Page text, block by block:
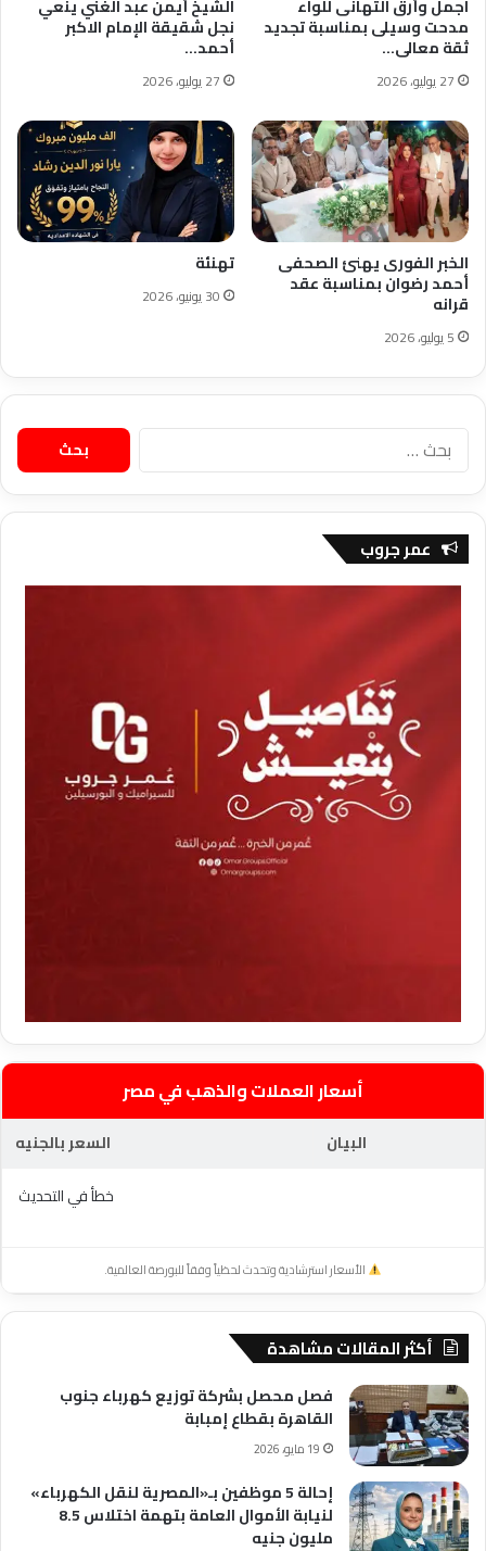
اجمل وأرق التهانى للواء
مدحت وسيلى بمناسبة تجديد
ثقة معالى…
27 يوليو، 2026
الشيخ أيمن عبد الغني ينعي
نجل شقيقة الإمام الاكبر
أحمد…
27 يوليو، 2026
الخبر الفورى يهنئ الصحفى
أحمد رضوان بمناسبة عقد
قرانه
5 يوليو، 2026
تهنئة
30 يونيو، 2026
البحث
عن:
عمر جروب
أسعار العملات والذهب في مصر
البيان
السعر بالجنيه
خطأ في التحديث
الأسعار استرشادية وتحدث لحظياً وفقاً للبورصة العالمية.
أكثر المقالات مشاهدة
فصل محصل بشركة توزيع كهرباء جنوب
القاهرة بقطاع إمبابة
19 مايو، 2026
إحالة 5 موظفين بـ«المصرية لنقل الكهرباء»
لنيابة الأموال العامة بتهمة اختلاس 8.5
مليون جنيه